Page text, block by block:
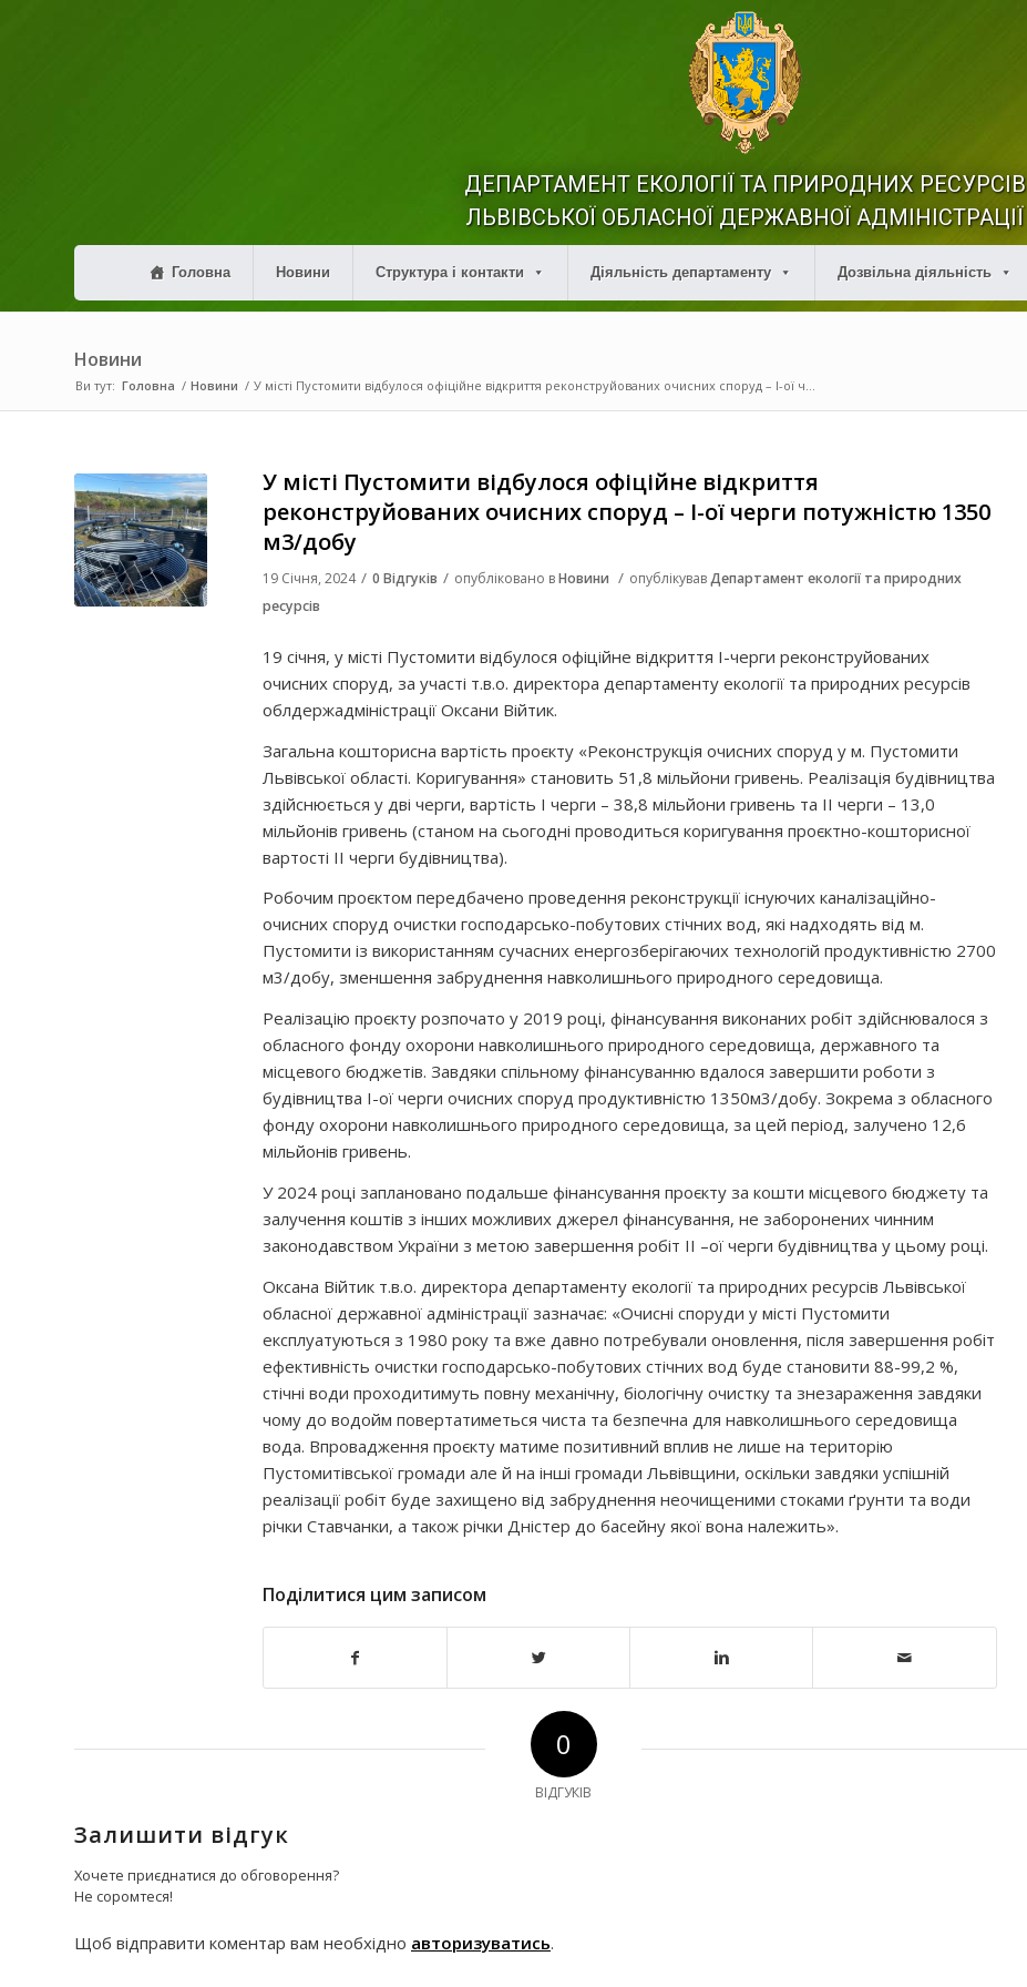
ДЕПАРТАМЕНТ ЕКОЛОГІЇ ТА ПРИРОДНИХ РЕСУРСІВ
ЛЬВІВСЬКОЇ ОБЛАСНОЇ ДЕРЖАВНОЇ АДМІНІСТРАЦІЇ
Головна Новини Структура і контакти Діяльність департаменту Дозвільна діяльність
Новини
Ви тут: Головна / Новини / У місті Пустомити відбулося офіційне відкриття реконструйованих очисних споруд – І-ої ч...
У місті Пустомити відбулося офіційне відкриття
реконструйованих очисних споруд – І-ої черги потужністю 1350
м3/добу
19 Січня, 2024 / 0 Відгуків / опубліковано вНовини / опублікувавДепартамент екології та природних
ресурсів
19 січня, у місті Пустомити відбулося офіційне відкриття І-черги реконструйованих
очисних споруд, за участі т.в.о. директора департаменту екології та природних ресурсів
облдержадміністрації Оксани Війтик.
Загальна кошторисна вартість проєкту «Реконструкція очисних споруд у м. Пустомити
Львівської області. Коригування» становить 51,8 мільйони гривень. Реалізація будівництва
здійснюється у дві черги, вартість І черги – 38,8 мільйони гривень та ІІ черги – 13,0
мільйонів гривень (станом на сьогодні проводиться коригування проєктно-кошторисної
вартості ІІ черги будівництва).
Робочим проєктом передбачено проведення реконструкції існуючих каналізаційно-
очисних споруд очистки господарсько-побутових стічних вод, які надходять від м.
Пустомити із використанням сучасних енергозберігаючих технологій продуктивністю 2700
м3/добу, зменшення забруднення навколишнього природного середовища.
Реалізацію проєкту розпочато у 2019 році, фінансування виконаних робіт здійснювалося з
обласного фонду охорони навколишнього природного середовища, державного та
місцевого бюджетів. Завдяки спільному фінансуванню вдалося завершити роботи з
будівництва І-ої черги очисних споруд продуктивністю 1350м3/добу. Зокрема з обласного
фонду охорони навколишнього природного середовища, за цей період, залучено 12,6
мільйонів гривень.
У 2024 році заплановано подальше фінансування проєкту за кошти місцевого бюджету та
залучення коштів з інших можливих джерел фінансування, не заборонених чинним
законодавством України з метою завершення робіт ІІ –ої черги будівництва у цьому році.
Оксана Війтик т.в.о. директора департаменту екології та природних ресурсів Львівської
обласної державної адміністрації зазначає: «Очисні споруди у місті Пустомити
експлуатуються з 1980 року та вже давно потребували оновлення, після завершення робіт
ефективність очистки господарсько-побутових стічних вод буде становити 88-99,2 %,
стічні води проходитимуть повну механічну, біологічну очистку та знезараження завдяки
чому до водойм повертатиметься чиста та безпечна для навколишнього середовища
вода. Впровадження проєкту матиме позитивний вплив не лише на територію
Пустомитівської громади але й на інші громади Львівщини, оскільки завдяки успішній
реалізації робіт буде захищено від забруднення неочищеними стоками ґрунти та води
річки Ставчанки, а також річки Дністер до басейну якої вона належить».
Поділитися цим записом
0
ВІДГУКІВ
Залишити відгук
Хочете приєднатися до обговорення?
Не соромтеся!
Щоб відправити коментар вам необхідно авторизуватись.